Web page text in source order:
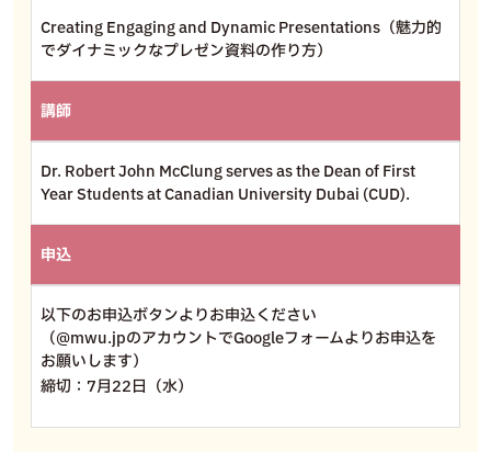
Creating Engaging and Dynamic Presentations（魅力的
でダイナミックなプレゼン資料の作り方）
講師
Dr. Robert John McClung serves as the Dean of First
Year Students at Canadian University Dubai (CUD).
申込
以下のお申込ボタンよりお申込ください
（@mwu.jpのアカウントでGoogleフォームよりお申込を
お願いします）
締切：7月22日（水）